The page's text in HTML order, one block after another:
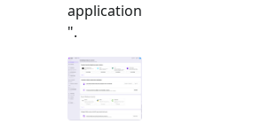
application
".